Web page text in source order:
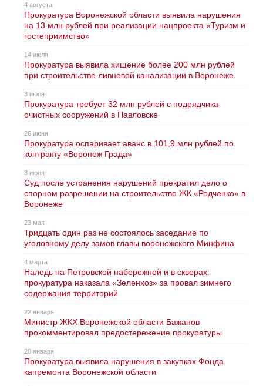
4 августа
Прокуратура Воронежской области выявила нарушения
на 13 млн рублей при реализации нацпроекта «Туризм и
гостеприимство»
14 июля
Прокуратура выявила хищение более 200 млн рублей
при строительстве ливневой канализации в Воронеже
3 июля
Прокуратура требует 32 млн рублей с подрядчика
очистных сооружений в Павловске
26 июня
Прокуратура оспаривает аванс в 101,9 млн рублей по
контракту «Воронеж Града»
3 июня
Суд после устранения нарушений прекратил дело о
спорном разрешении на строительство ЖК «Родченко» в
Воронеже
23 мая
Тридцать один раз не состоялось заседание по
уголовному делу замов главы воронежского Минфина
4 марта
Наледь на Петровской набережной и в скверах:
прокуратура наказала «Зеленхоз» за провал зимнего
содержания территорий
22 января
Министр ЖКХ Воронежской области Бажанов
прокомментировал предостережение прокуратуры
20 января
Прокуратура выявила нарушения в закупках Фонда
капремонта Воронежской области